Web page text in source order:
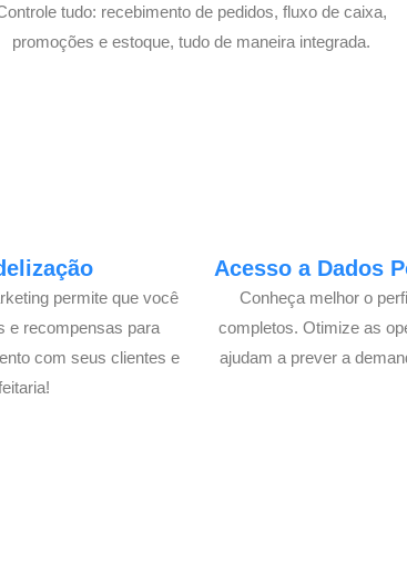
tudo: recebimento de pedidos, fluxo de caixa,
promoções e estoque, tudo de maneira integrada.
permite que você
e recompensas para
com seus clientes e
Acesso a Dados
Conheça melhor o
completos. Otimize as
ajudam a prever a